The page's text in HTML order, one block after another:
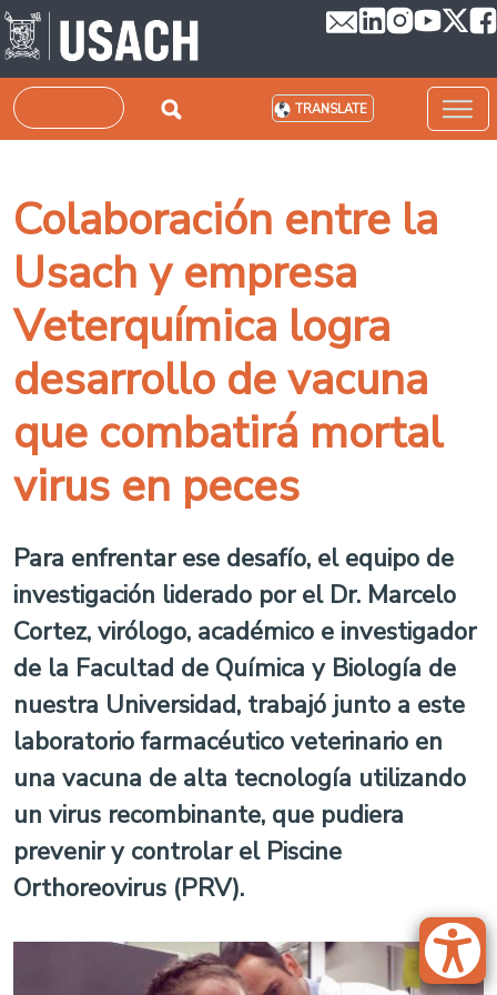
Skip to main content
Search TRANSLATE
Colaboración entre la
Usach y empresa
Veterquímica logra
desarrollo de vacuna
que combatirá mortal
virus en peces
Para enfrentar ese desafío, el equipo de
investigación liderado por el Dr. Marcelo
Cortez, virólogo, académico e investigador
de la Facultad de Química y Biología de
nuestra Universidad, trabajó junto a este
laboratorio farmacéutico veterinario en
una vacuna de alta tecnología utilizando
un virus recombinante, que pudiera
prevenir y controlar el Piscine
Orthoreovirus (PRV).